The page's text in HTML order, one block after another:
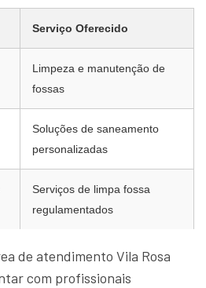
Serviço Oferecido
Limpeza e manutenção de
fossas
Soluções de saneamento
personalizadas
Serviços de limpa fossa
regulamentados
de atendimento Vila Rosa
com profissionais